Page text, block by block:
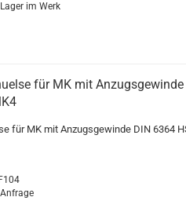
im Werk
für MK mit
für MK mit Anzugsgewinde DIN 6364